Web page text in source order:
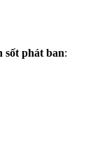
sốt phát ban: